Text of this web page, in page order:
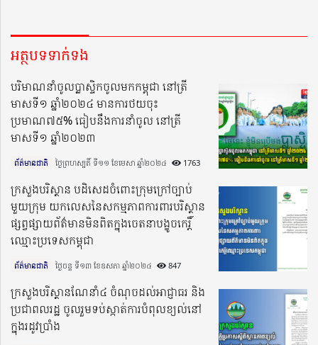
អត្ថបទទាក់ទង
បរិមាណនាំចូលប្លាស្ទិកចូលមកកម្ពុជា នៅត្រី
មាសទី១ ឆ្នាំ២០២៤ មានការថយចុះ
ប្រមាណ៧៥% ធៀបនឹងការនាំចូល នៅត្រី
មាសទី១ ឆ្នាំ២០២៣
ព័ត៌មានជាតិ ថ្ងៃព្រហស្បតិ៍ ទី១១ ខែមេសា ឆ្នាំ២០២៤​ 1763
ក្រសួងបរិស្ថាន បដិសេដចំពោះក្រុមក្រៅច្បាប់
មួយក្រុម យកលេសនៃសកម្មភាពការពារបរិស្ថាន
ផ្សព្វផ្សាយព័ត៌មានមិនពិតក្នុងចេតនាបង្ខូចកេរ្ដិ៍
ឈ្មោះប្រទេសកម្ពុជា
ព័ត៌មានជាតិ ថ្ងៃចន្ទ ទី១៣ ខែឧសភា ឆ្នាំ២០២៤​ 847
ក្រសួងបរិស្ថានណែនាំ៤ ចំណុចដល់អាជ្ញាធរ និង
ប្រជាពលរដ្ឋ ចូលរួមទប់ស្កាត់ការបំពុលខ្យល់នៅ
ក្នុងរដូវប្រាំង